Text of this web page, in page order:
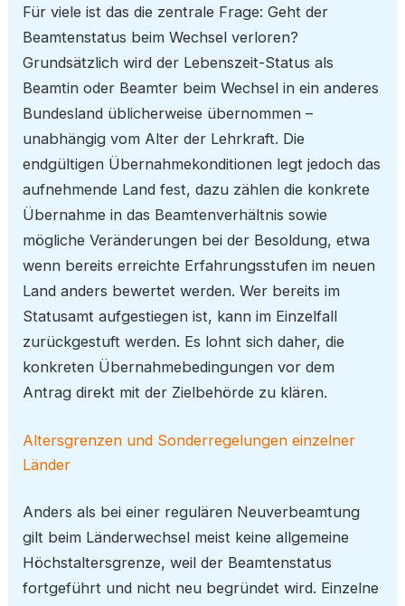
Für viele ist das die zentrale Frage: Geht der
Beamtenstatus beim Wechsel verloren?
Grundsätzlich wird der Lebenszeit-Status als
Beamtin oder Beamter beim Wechsel in ein anderes
Bundesland üblicherweise übernommen –
unabhängig vom Alter der Lehrkraft. Die
endgültigen Übernahmekonditionen legt jedoch das
aufnehmende Land fest, dazu zählen die konkrete
Übernahme in das Beamtenverhältnis sowie
mögliche Veränderungen bei der Besoldung, etwa
wenn bereits erreichte Erfahrungsstufen im neuen
Land anders bewertet werden. Wer bereits im
Statusamt aufgestiegen ist, kann im Einzelfall
zurückgestuft werden. Es lohnt sich daher, die
konkreten Übernahmebedingungen vor dem
Antrag direkt mit der Zielbehörde zu klären.
Altersgrenzen und Sonderregelungen einzelner
Länder
Anders als bei einer regulären Neuverbeamtung
gilt beim Länderwechsel meist keine allgemeine
Höchstaltersgrenze, weil der Beamtenstatus
fortgeführt und nicht neu begründet wird. Einzelne